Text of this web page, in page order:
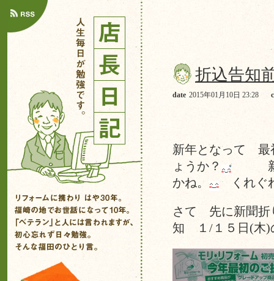
折込告知
date 2015年01月10日 23:28
新年となって 最
ょうか？
新年
かね。
くれぐ
さて 先に新聞折
知 １/１５日(木)